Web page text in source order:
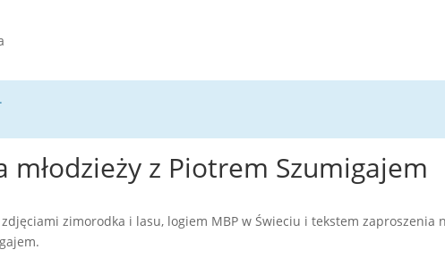
młodzieży z Piotrem Szumigajem